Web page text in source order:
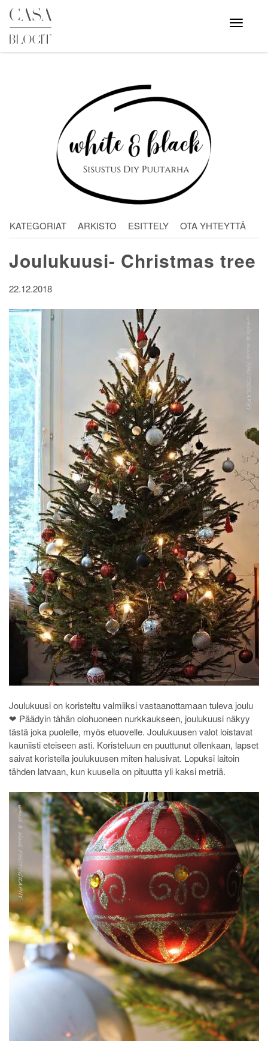
Skip
content
Avaa
valikko
KATEGORIAT ARKISTO ESITTELY OTA YHTEYTTÄ
Joulukuusi- Christmas tree
22.12.2018
Joulukuusi on koristeltu valmiiksi vastaanottamaan tuleva joulu
❤ Päädyin tähän olohuoneen nurkkaukseen, joulukuusi näkyy
tästä joka puolelle, myös etuovelle. Joulukuusen valot loistavat
kauniisti eteiseen asti. Koristeluun en puuttunut ollenkaan, lapset
saivat koristella joulukuusen miten halusivat. Lopuksi laitoin
tähden latvaan, kun kuusella on pituutta yli kaksi metriä.